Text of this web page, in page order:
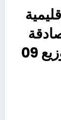
على 12 اتفاقية شراكة وتوزيع 09